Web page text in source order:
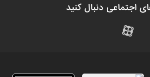
اجتماعی دنبال کنید